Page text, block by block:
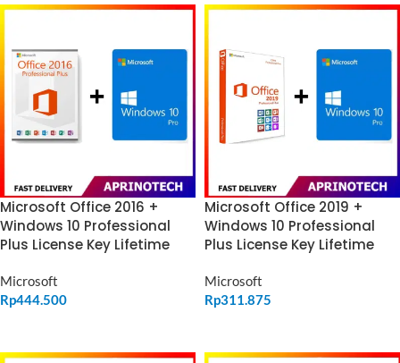
Microsoft Office 2016 +
Windows 10 Professional
Plus License Key Lifetime
Microsoft
Rp444.500
Microsoft Office 2019 +
Windows 10 Professional
Plus License Key Lifetime
Microsoft
Rp311.875